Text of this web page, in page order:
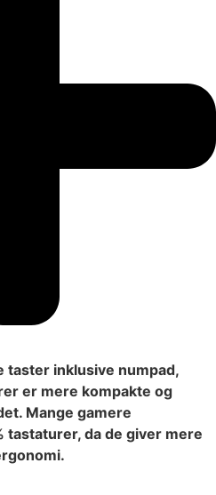
taster inklusive numpad,
er mere kompakte og
Mange gamere
da de giver mere